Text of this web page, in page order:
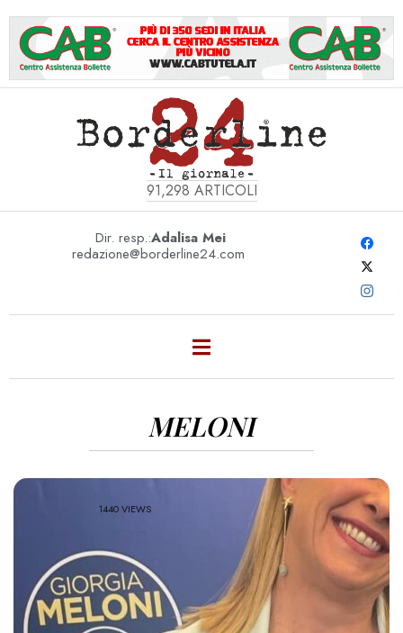
91,298 ARTICOLI
Dir. resp.:Adalisa Mei
redazione@borderline24.com
MELONI
1440 VIEWS